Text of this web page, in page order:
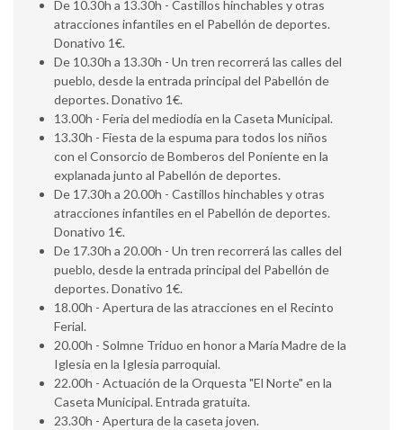
De 10.30h a 13.30h - Castillos hinchables y otras
atracciones infantiles en el Pabellón de deportes.
Donativo 1€.
De 10.30h a 13.30h - Un tren recorrerá las calles del
pueblo, desde la entrada principal del Pabellón de
deportes. Donativo 1€.
13.00h - Feria del mediodía en la Caseta Municipal.
13.30h - Fiesta de la espuma para todos los niños
con el Consorcio de Bomberos del Poniente en la
explanada junto al Pabellón de deportes.
De 17.30h a 20.00h - Castillos hinchables y otras
atracciones infantiles en el Pabellón de deportes.
Donativo 1€.
De 17.30h a 20.00h - Un tren recorrerá las calles del
pueblo, desde la entrada principal del Pabellón de
deportes. Donativo 1€.
18.00h - Apertura de las atracciones en el Recinto
Ferial.
20.00h - Solmne Triduo en honor a María Madre de la
Iglesia en la Iglesia parroquial.
22.00h - Actuación de la Orquesta "El Norte" en la
Caseta Municipal. Entrada gratuita.
23.30h - Apertura de la caseta joven.